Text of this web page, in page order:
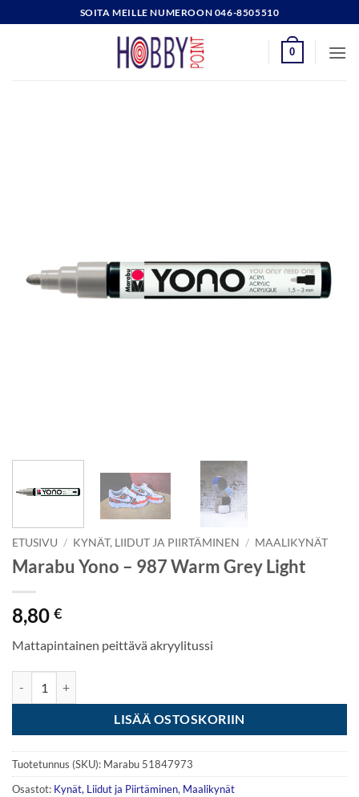
to
SOITA MEILLE NUMEROON 046-8505510
0
ETUSIVU / KYNÄT, LIIDUT JA PIIRTÄMINEN / MAALIKYNÄT
Marabu Yono – 987 Warm Grey Light
8,80 €
Mattapintainen peittävä akryylitussi
LISÄÄ OSTOSKORIIN
Tuotetunnus (SKU): Marabu 51847973
Osastot: Kynät, Liidut ja Piirtäminen, Maalikynät